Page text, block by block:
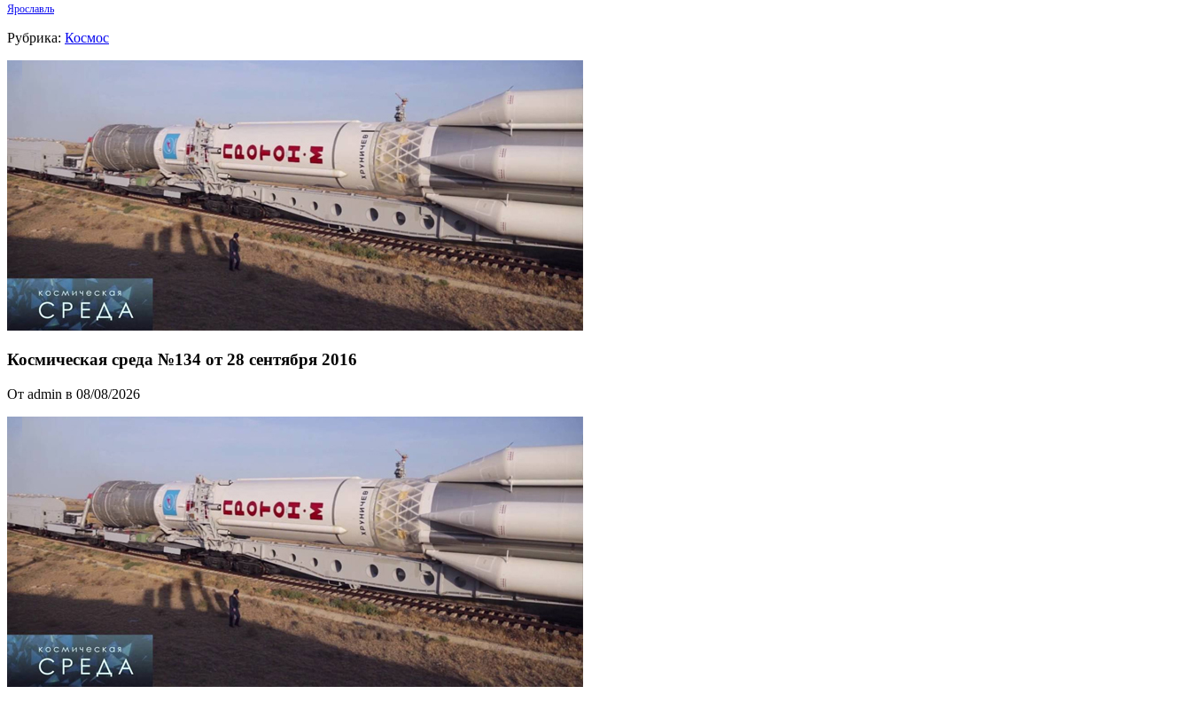
Ярославль
Рубрика: Космос
Космическая среда №134 от 28 сентября 2016
От admin в 08/08/2026